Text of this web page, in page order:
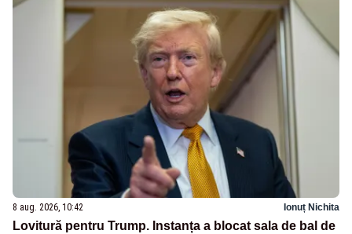
8 aug. 2026, 10:42 Ionuț Nichita
Lovitură pentru Trump. Instanța a blocat sala de bal de